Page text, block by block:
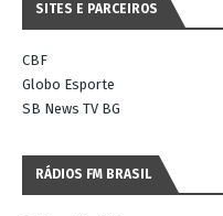
SITES E PARCEIROS
CBF
Globo Esporte
SB News TV BG
RÁDIOS FM BRASIL